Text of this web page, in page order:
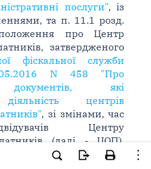
послуги", із
та п. 11.1 розд.
про Центр
затвердженого
фіскальної служби
N 458 "Про
документів, які
центрів
, зі змінами, час
Центру
(далі - ЦОП),
ДФС, ДПІ, відділенні